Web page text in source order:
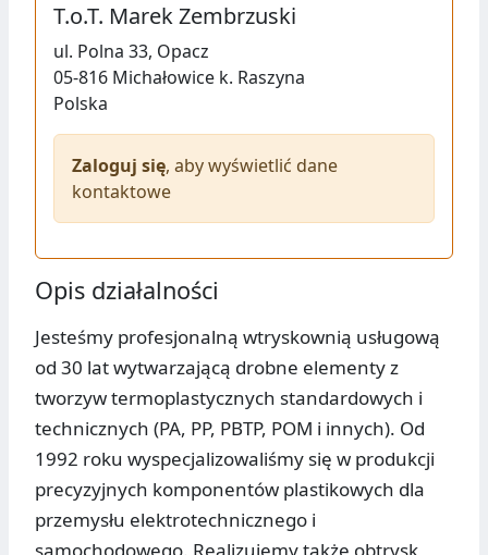
T.o.T. Marek Zembrzuski
ul. Polna 33, Opacz
05-816 Michałowice k. Raszyna
Polska
Zaloguj się, aby wyświetlić dane
kontaktowe
Opis działalności
Jesteśmy profesjonalną wtryskownią usługową
od 30 lat wytwarzającą drobne elementy z
tworzyw termoplastycznych standardowych i
technicznych (PA, PP, PBTP, POM i innych). Od
1992 roku wyspecjalizowaliśmy się w produkcji
precyzyjnych komponentów plastikowych dla
przemysłu elektrotechnicznego i